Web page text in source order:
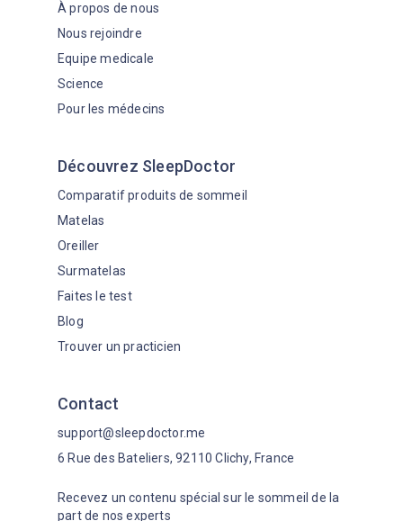
Découvrez SleepDoctor
Contact
Nous rejoindre
Equipe medicale
Science
Matelas
Comparatif produits de sommeil
Oreiller
Surmatelas
Blog
Trouver un practicien
Faites le test
Pour les médecins
Recevez un contenu spécial sur le sommeil de la
part de nos experts
support@sleepdoctor.me
6 Rue des Bateliers, 92110 Clichy, France
À propos de nous